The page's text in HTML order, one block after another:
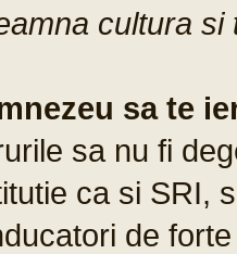
cultura si
sa te
sa nu fi
ca si SRI,
de